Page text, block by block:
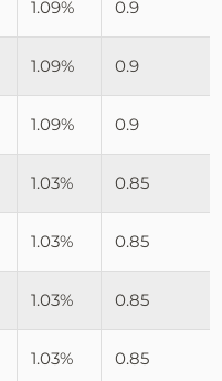
1.09% 0.9
1.09% 0.9
1.09% 0.9
1.03% 0.85
1.03% 0.85
1.03% 0.85
1.03% 0.85